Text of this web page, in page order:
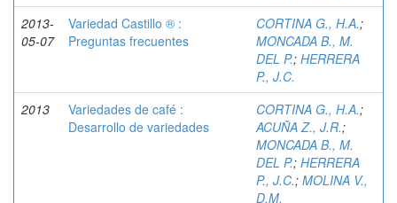
2013-
05-07
Variedad Castillo ® :
Preguntas frecuentes
CORTINA G., H.A.;
MONCADA B., M.
DEL P.; HERRERA
P., J.C.
2013
Variedades de café :
Desarrollo de variedades
CORTINA G., H.A.;
ACUÑA Z., J.R.;
MONCADA B., M.
DEL P.; HERRERA
P., J.C.; MOLINA V.,
D.M.